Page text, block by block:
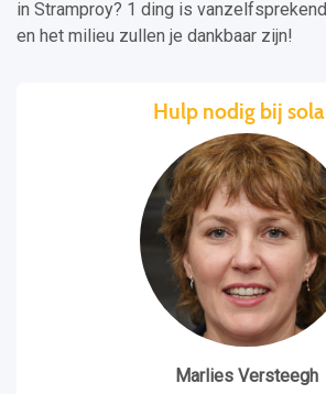
in Stramproy? 1 ding is
en het milieu zullen je dankbaar zijn!
Hulp nodig bij
Marlies Versteegh